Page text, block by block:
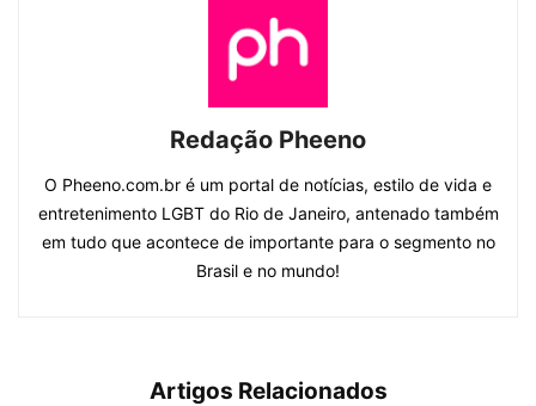
Redação Pheeno
O Pheeno.com.br é um portal de notícias, estilo de vida e
entretenimento LGBT do Rio de Janeiro, antenado também
em tudo que acontece de importante para o segmento no
Brasil e no mundo!
Artigos Relacionados